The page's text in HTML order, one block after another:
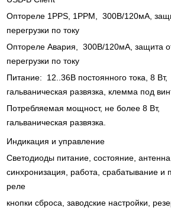
Оптореле 1PPS, 1PPM, 300В/120мА,
перегрузки по току
Оптореле Авария, 300В/120мА, защита
перегрузки по току
Питание: 12..36В постоянного тока, 8 Вт,
гальваническая развязка, клемма под
Потребляемая мощност, не более 8 Вт,
гальваническая развязка.
Индикация и управление
Светодиоды питание, состояние, антенна,
синхронизация, работа, срабатывание и
реле
кнопки сброса, заводские настройки,